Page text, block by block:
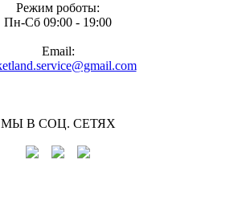
Режим роботы:
Пн-Cб 09:00 - 19:00
Email:
МЫ В СОЦ. СЕТЯХ